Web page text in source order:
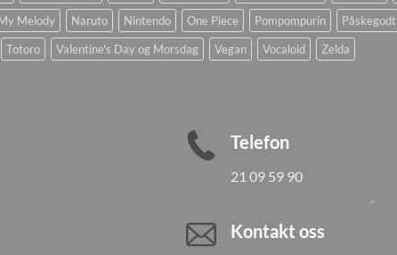
Melody Naruto Nintendo One Piece Pompompurin Påskegodt
Totoro Valentine's Day og Morsdag Vegan Vocaloid Zelda
Telefon
21 09 59 90
Kontakt oss